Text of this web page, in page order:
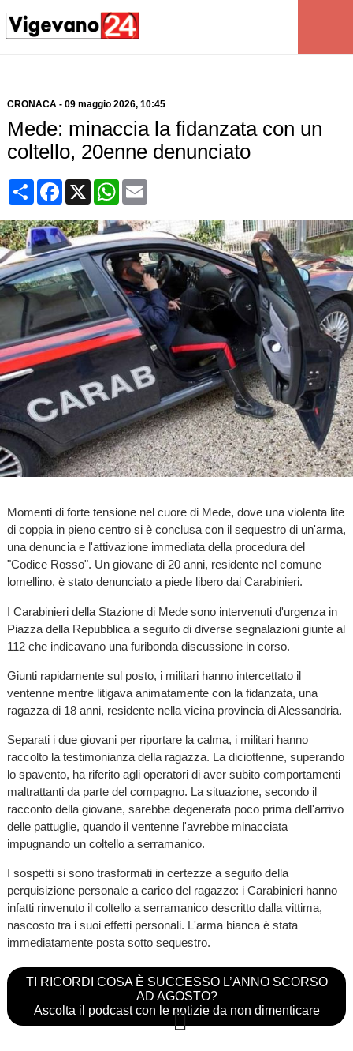
CRONACA- 09 maggio 2026, 10:45
Mede: minaccia la fidanzata con un
coltello, 20enne denunciato
CondividiFacebook
X WhatsApp
Email
Momenti di forte tensione nel cuore di Mede, dove una violenta lite
di coppia in pieno centro si è conclusa con il sequestro di un'arma,
una denuncia e l'attivazione immediata della procedura del
"Codice Rosso". Un giovane di 20 anni, residente nel comune
lomellino, è stato denunciato a piede libero dai Carabinieri.
I Carabinieri della Stazione di Mede sono intervenuti d'urgenza in
Piazza della Repubblica a seguito di diverse segnalazioni giunte al
112 che indicavano una furibonda discussione in corso.
Giunti rapidamente sul posto, i militari hanno intercettato il
ventenne mentre litigava animatamente con la fidanzata, una
ragazza di 18 anni, residente nella vicina provincia di Alessandria.
Separati i due giovani per riportare la calma, i militari hanno
raccolto la testimonianza della ragazza. La diciottenne, superando
lo spavento, ha riferito agli operatori di aver subito comportamenti
maltrattanti da parte del compagno. La situazione, secondo il
racconto della giovane, sarebbe degenerata poco prima dell'arrivo
delle pattuglie, quando il ventenne l'avrebbe minacciata
impugnando un coltello a serramanico.
I sospetti si sono trasformati in certezze a seguito della
perquisizione personale a carico del ragazzo: i Carabinieri hanno
infatti rinvenuto il coltello a serramanico descritto dalla vittima,
nascosto tra i suoi effetti personali. L'arma bianca è stata
immediatamente posta sotto sequestro.
TI RICORDI COSA È SUCCESSO L’ANNO SCORSO
AD AGOSTO?
Ascolta il podcast con le notizie da non dimenticare